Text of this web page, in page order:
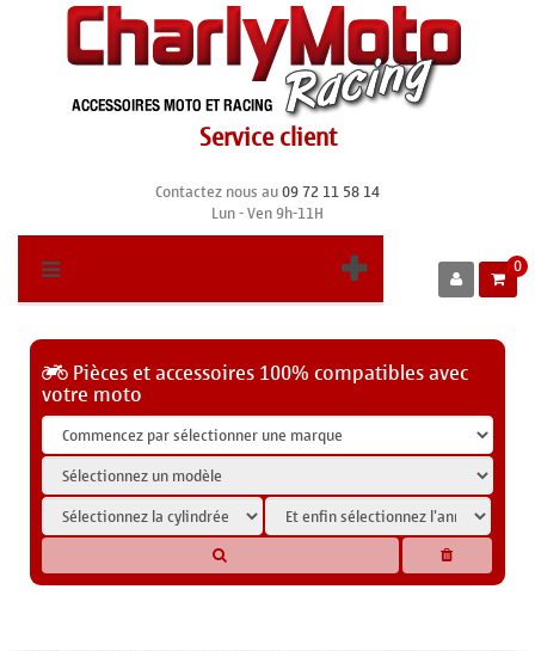
Service client
Contactez nous au09 72 11 58 14
Lun - Ven 9h-11H
0
Pièces et accessoires 100% compatibles avec
votre moto